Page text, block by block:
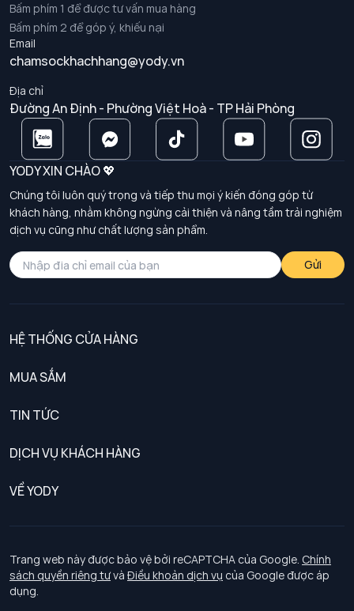
Bấm phím 1 để được tư vấn mua hàng
Bấm phím 2 để góp ý, khiếu nại
Email
chamsockhachhang@yody.vn
Địa chỉ
Đường An Định - Phường Việt Hoà - TP Hải Phòng
YODY XIN CHÀO 💖
Chúng tôi luôn quý trọng và tiếp thu mọi ý kiến đóng góp từ
khách hàng, nhằm không ngừng cải thiện và nâng tầm trải nghiệm
dịch vụ cũng như chất lượng sản phẩm.
Gửi
HỆ THỐNG CỬA HÀNG
MUA SẮM
TIN TỨC
DỊCH VỤ KHÁCH HÀNG
Chính sách khách hàng thân thiết
Chính sách bảo vệ dữ liệu cá nhân
Chính sách thanh toán, giao nhận
VỀ YODY
Tuyển dụng
Trang web này được bảo vệ bởi reCAPTCHA của Google. Chính
sách quyền riêng tưvà Điều khoản dịch vụ của Google được áp
dụng.